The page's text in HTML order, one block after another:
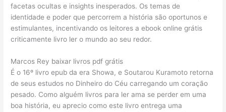
facetas ocultas e insights inesperados. Os temas de
identidade e poder que percorrem a história são oportunos e
estimulantes, incentivando os leitores a ebook online grátis
criticamente livro ler o mundo ao seu redor.
Marcos Rey baixar livros pdf grátis
É o 16º livro epub da era Showa, e Soutarou Kuramoto retorna
de seus estudos no Dinheiro do Céu carregando um coração
pesado. Como alguém livros para ler ama se perder em uma
boa história, eu aprecio como este livro entrega uma